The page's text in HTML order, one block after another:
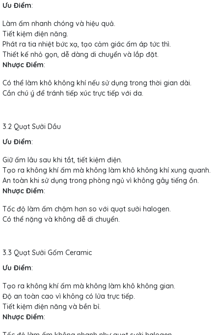
Ưu Điểm:
Làm ấm nhanh chóng và hiệu quả.
Tiết kiệm điện năng.
Phát ra tia nhiệt bức xạ, tạo cảm giác ấm áp tức thì.
Thiết kế nhỏ gọn, dễ dàng di chuyển và lắp đặt.
Nhược Điểm:
Có thể làm khô không khí nếu sử dụng trong thời gian dài.
Cần chú ý để tránh tiếp xúc trực tiếp với da.
3.2 Quạt Sưởi Dầu
Ưu Điểm:
Giữ ấm lâu sau khi tắt, tiết kiệm điện.
Tạo ra không khí ấm mà không làm khô không khí xung quanh.
An toàn khi sử dụng trong phòng ngủ vì không gây tiếng ồn.
Nhược Điểm:
Tốc độ làm ấm chậm hơn so với quạt sưởi halogen.
Có thể nặng và không dễ di chuyển.
3.3 Quạt Sưởi Gốm Ceramic
Ưu Điểm:
Tạo ra không khí ấm mà không làm khô không gian.
Độ an toàn cao vì không có lửa trực tiếp.
Tiết kiệm điện năng và bền bỉ.
Nhược Điểm: